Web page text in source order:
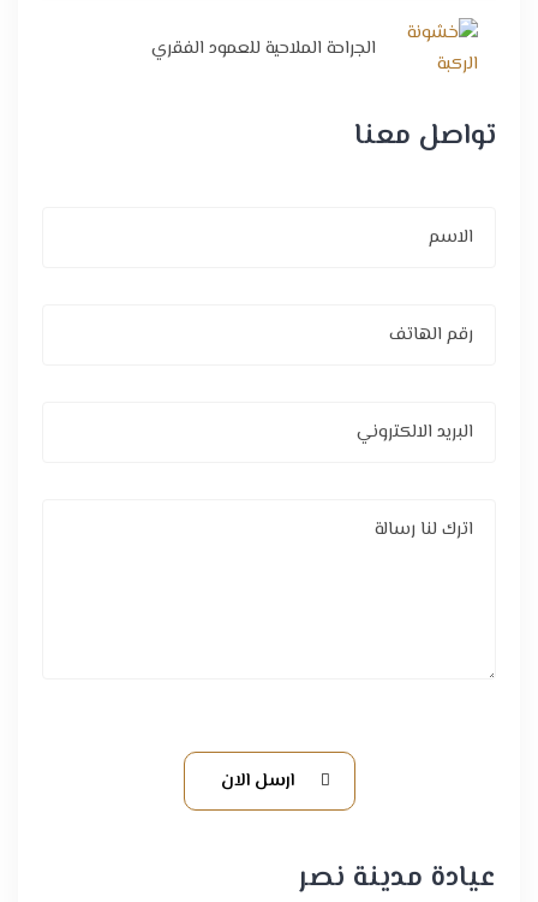
الجراحة الملاحية للعمود الفقري
تواصل معنا
ارسل الان
عيادة مدينة نصر